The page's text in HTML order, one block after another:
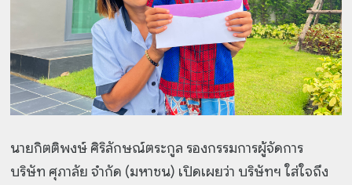
นายกิตติพงษ์ ศิริลักษณ์ตระกูล รองกรรมการผู้จัดการ
บริษัท ศุภาลัย จำกัด (มหาชน) เปิดเผยว่า บริษัทฯ ใส่ใจถึง